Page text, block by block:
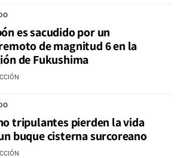
es sacudido por un
de magnitud 6 en la
de Fukushima
tripulantes pierden la vida
buque cisterna surcoreano